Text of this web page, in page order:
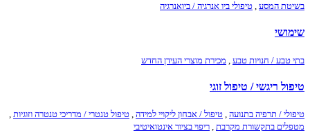
בשיטת המסע , טיפולי ביו אנרגיה / ביואנרגיה
שימושי
בתי טבע / חנויות טבע מכירת מוצרי העידן החדש
טיפול ריגשי / טיפול זוגי
טיפולי / תרפיה בתנועה , טיפול / אבחון ליקויי למידה , טיפול טנטרי / מדריכי טנטרה וזוגיות ,
מטפלים בתקשורת מקרבת , ריפוי בציור אינטואיטיבי